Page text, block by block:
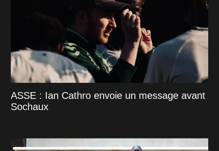
ASSE : Ian Cathro envoie un message avant
Sochaux